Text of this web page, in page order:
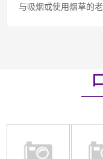
与吸烟或使用烟草的